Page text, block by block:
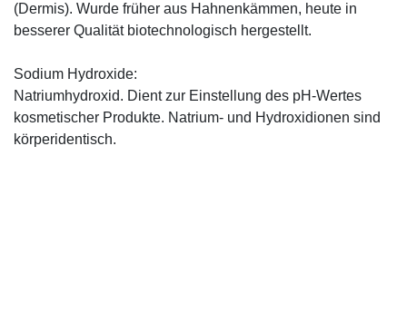
(Dermis). Wurde früher aus Hahnenkämmen, heute in
besserer Qualität biotechnologisch hergestellt.
Sodium Hydroxide:
Natriumhydroxid. Dient zur Einstellung des pH-Wertes
kosmetischer Produkte. Natrium- und Hydroxidionen sind
körperidentisch.